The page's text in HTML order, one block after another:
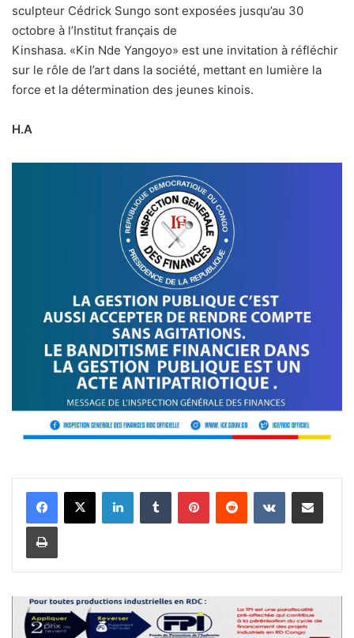
sculpteur Cédrick Sungo sont exposées jusqu’au 30
octobre à l’Institut français de
Kinshasa. «Kin Nde Yangoyo» est une invitation à réfléchir
sur le rôle de l’art dans la société, mettant en lumière la
force et la détermination des jeunes kinois.
H.A
LinkedinTumblr PinterestReddit VKontaktePartager par email
Imprimer